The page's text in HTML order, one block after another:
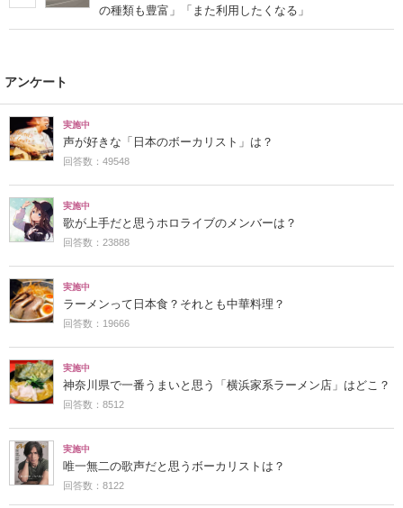
の種類も豊富」「また利用したくなる」
アンケート
実施中
声が好きな「日本のボーカリスト」は？
回答数：49548
実施中
歌が上手だと思うホロライブのメンバーは？
回答数：23888
実施中
ラーメンって日本食？それとも中華料理？
回答数：19666
実施中
神奈川県で一番うまいと思う「横浜家系ラーメン店」はどこ？
回答数：8512
実施中
唯一無二の歌声だと思うボーカリストは？
回答数：8122